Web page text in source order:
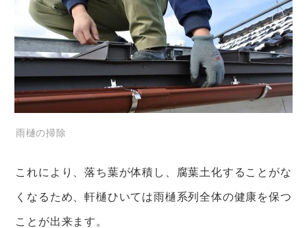
雨樋の掃除
これにより、落ち葉が体積し、腐葉土化することがな
くなるため、軒樋ひいては雨樋系列全体の健康を保つ
ことが出来ます。